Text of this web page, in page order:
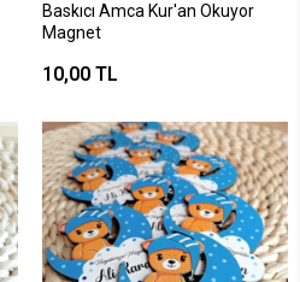
Baskıcı Amca Kur'an Okuyor
Magnet
10,00 TL